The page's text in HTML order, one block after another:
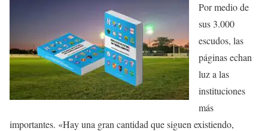
Por medio de
sus 3.000
escudos, las
páginas echan
luz a las
instituciones
más
importantes. «Hay una gran cantidad que siguen existiendo,